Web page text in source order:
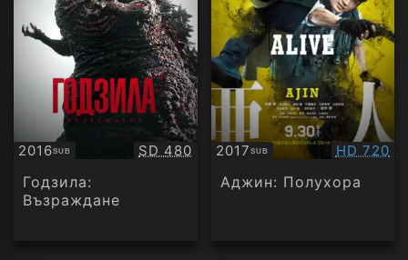
2016SUB
Субтитри Качество:
SD 480
Годзила:
Възраждане
2017SUB
Субтитри HD 720
Аджин: Полухора